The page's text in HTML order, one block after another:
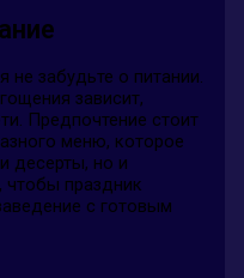
не забудьте о питании.
зависит,
Предпочтение стоит
меню, которое
десерты, но и
чтобы праздник
с готовым